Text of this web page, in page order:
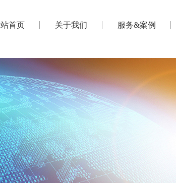
首页 关于我们 服务&案例